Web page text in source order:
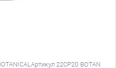
22CP20 BOTAN